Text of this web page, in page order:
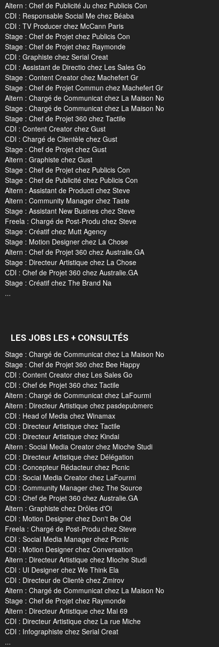
Altern : Chef de Publicité Ju chez Publicis Con
CDI : Responsable Social Me chez Béaba
CDI : TV Producer chez McCann Paris
Stage : Chef de Projet chez Publicis Con
Stage : Chef de Projet chez Raymonde
CDI : Graphiste chez Serial Creat
CDI : Assistant de Directio chez Les Sales Go
Stage : Content Creator chez Machefert Gr
Stage : Chef de Projet Commun chez Machefert Gr
Altern : Chargé de Communicat chez La Maison No
Stage : Chargé de Communicat chez La Maison No
Stage : Chef de Projet 360 chez Tactile
CDI : Content Creator chez Gust
CDI : Chargé de Clientèle chez Gust
Stage : Chef de Projet chez Gust
Altern : Graphiste chez Gust
Stage : Chef de Projet chez Publicis Con
Stage : Chef de Publicité chez Publicis Con
Altern : Assistant de Producti chez Steve
Altern : Community Manager chez Taste
Stage : Assistant New Busines chez Steve
Freela : Chargé de Post-Produ chez Steve
Stage : Créatif chez Mutt Agency
Stage : Motion Designer chez La Chose
Altern : Chef de Projet 360 chez Australie.GA
Stage : Directeur Artistique chez La Chose
CDI : Chef de Projet 360 chez Australie.GA
Stage : Créatif chez The Brand Na
...
LES JOBS LES + CONSULTÉS
Stage : Chargé de Communicat chez La Maison No
Stage : Chef de Projet 360 chez Bee Happy
CDI : Content Creator chez Les Sales Go
CDI : Chef de Projet 360 chez Tactile
Altern : Chargé de Communicat chez LaFourmi
Altern : Directeur Artistique chez pasdepubmerc
CDI : Head of Media chez Winamax
CDI : Directeur Artistique chez Tactile
CDI : Directeur Artistique chez Kindai
Altern : Social Media Creator chez Mioche Studi
CDI : Directeur Artistique chez Délégation
CDI : Concepteur Rédacteur chez Picnic
CDI : Social Media Creator chez LaFourmi
CDI : Community Manager chez The Source
CDI : Chef de Projet 360 chez Australie.GA
Altern : Graphiste chez Drôles d'Oi
CDI : Motion Designer chez Don't Be Old
Freela : Chargé de Post-Produ chez Steve
CDI : Social Media Manager chez Picnic
CDI : Motion Designer chez Conversation
Altern : Directeur Artistique chez Mioche Studi
CDI : UI Designer chez We Think Ela
CDI : Directeur de Clientè chez Zmirov
Altern : Chargé de Communicat chez La Maison No
Stage : Chef de Projet chez Raymonde
Altern : Directeur Artistique chez Mai 69
CDI : Directeur Artistique chez La rue Miche
CDI : Infographiste chez Serial Creat
...